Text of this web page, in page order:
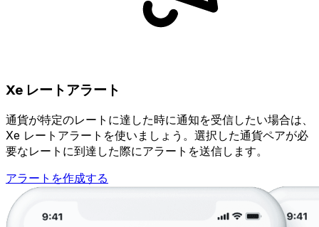
Xe レートアラート
通貨が特定のレートに達した時に通知を受信したい場合は、
Xe レートアラートを使いましょう。選択した通貨ペアが必
要なレートに到達した際にアラートを送信します。
アラートを作成する